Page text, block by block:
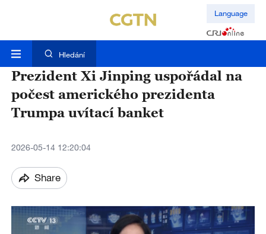
Language
Hledání
Prezident Xi Jinping uspořádal na
počest amerického prezidenta
Trumpa uvítací banket
2026-05-14 12:20:04
Share